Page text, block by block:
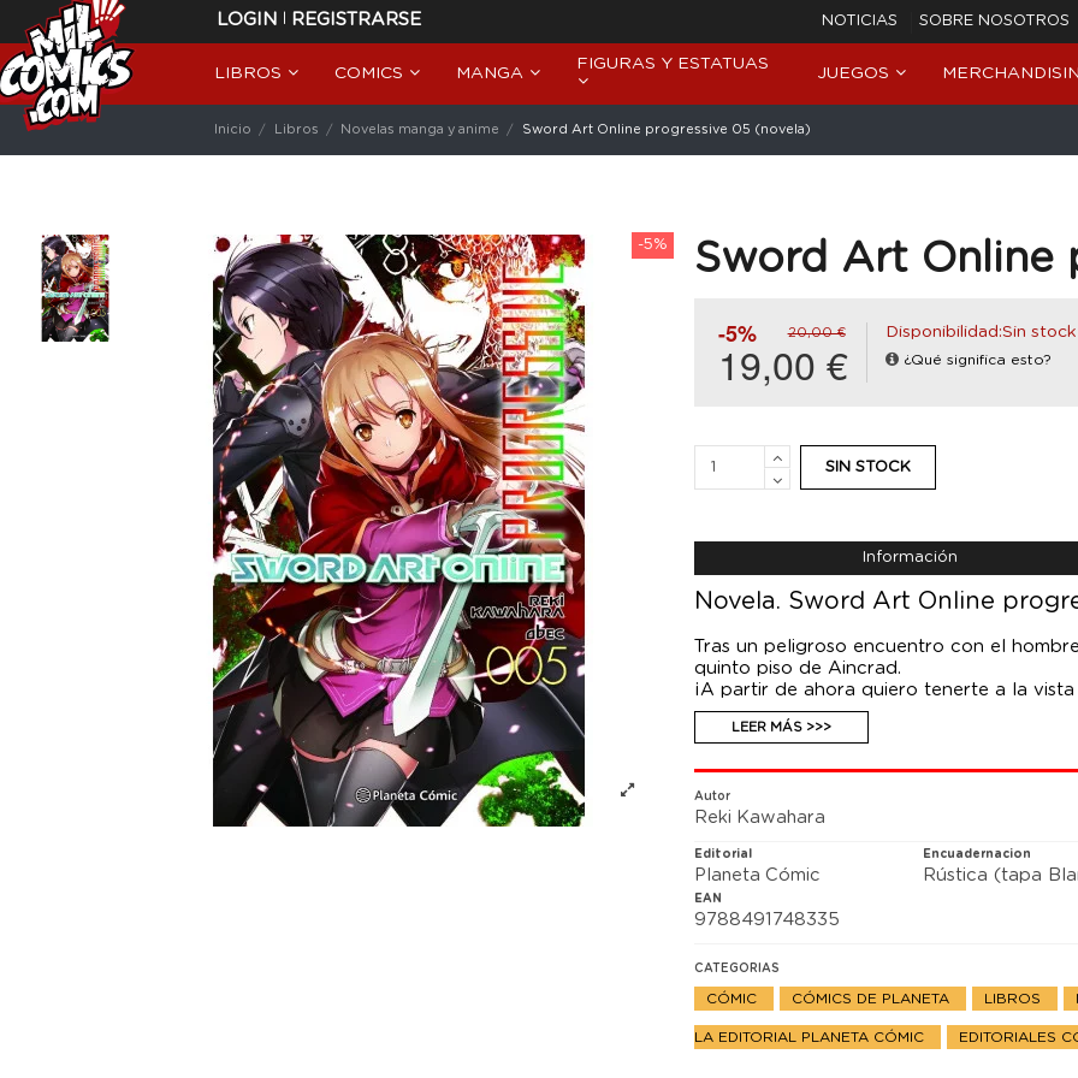
LOGIN | REGISTRARSE NOTICIAS SOBRE NOSOTROS
LIBROS COMICS MANGA
FIGURAS Y ESTATUAS
JUEGOS
Inicio Libros Novelas manga y anime Sword Art Online progressive 05 (novela)
-5% Sword Art Online
-5% 20,00 €
19,00 €
Disponibilidad:Sin stock
¿Qué significa esto?
SIN STOCK
Información
Novela. Sword Art Online
Tras un peligroso encuentro con el
quinto piso de Aincrad.
¡A partir de ahora quiero tenerte a la
repentinas palabras, empieza un curioso
protagonistas, cuyo próximo desafío los
entre los dos principales gremios— y el
más las cosas.
A pesar de todos los problemas que se
trampa...
LEER MÁS >>>
Autor
Reki Kawahara
Editorial
Planeta Cómic
Encuadernacion
Rústica (tapa
EAN
9788491748335
CATEGORIAS
CÓMIC CÓMICS DE PLANETA LIBROS
LA EDITORIAL PLANETA CÓMIC EDITORIALES